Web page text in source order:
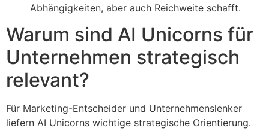
Abhängigkeiten, aber auch Reichweite schafft.
Warum sind AI Unicorns für
Unternehmen strategisch
relevant?
Für Marketing-Entscheider und Unternehmenslenker
liefern AI Unicorns wichtige strategische Orientierung.